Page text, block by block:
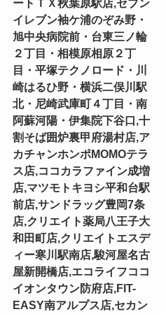
ートＴＸ秋葉原駅店,セブン
イレブン袖ケ浦のぞみ野・
旭中央病院前・台東三ノ輪
２丁目・相模原相原２丁
目・平塚テクノロード・川
崎はるひ野・横浜二俣川駅
北・尼崎武庫町４丁目・南
阿蘇河陽・伊集院下谷口,十
割そば囲炉裏甲府湯村店,ア
カチャンホンポMOMOテラ
ス店,ココカラファイン成増
店,マツモトキヨシ平和台駅
前店,サンドラッグ豊岡7条
店,クリエイト薬局八王子大
和田町店,クリエイトエスデ
ィー寒川駅南店,駿河屋名古
屋新開橋店,エコライフココ
イオンタウン防府店,FIT-
EASY南アルプス店,セカン